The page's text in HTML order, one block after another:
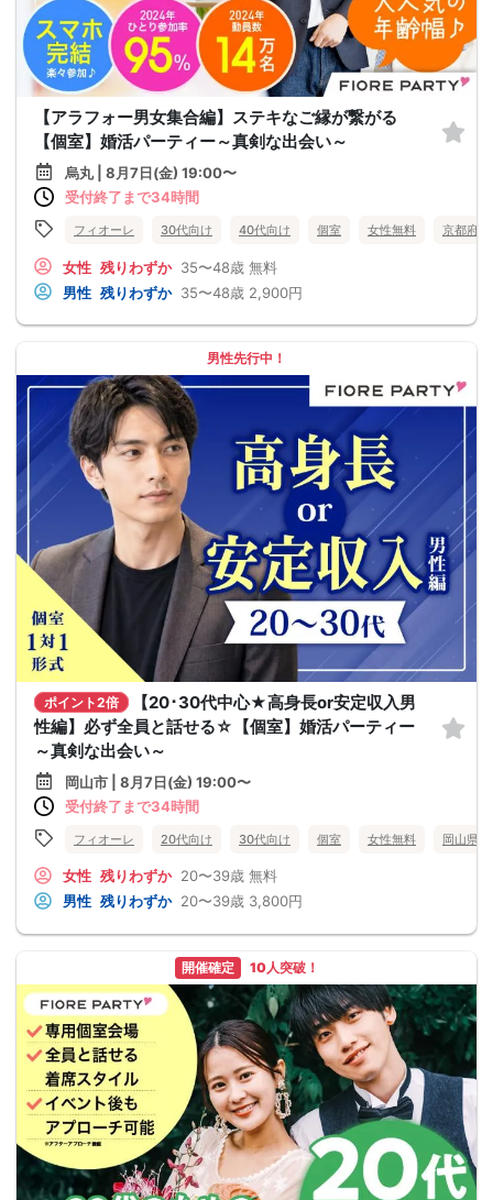
【アラフォー男女集合編】ステキなご縁が繋がる
【個室】婚活パーティー～真剣な出会い～
烏丸 | 8月7日(金) 19:00〜
受付終了まで34時間
フィオーレ 30代向け 40代向け 個室 女性無料 京都府
女性 残りわずか 35〜48歳 無料
男性 残りわずか 35〜48歳 2,900円
男性先行中！
ポイント2倍
【20･30代中心★高身長or安定収入男
性編】必ず全員と話せる☆【個室】婚活パーティー
～真剣な出会い～
岡山市 | 8月7日(金) 19:00〜
受付終了まで34時間
フィオーレ 20代向け 30代向け 個室 女性無料 岡山県
女性 残りわずか 20〜39歳 無料
男性 残りわずか 20〜39歳 3,800円
開催確定 10人突破！